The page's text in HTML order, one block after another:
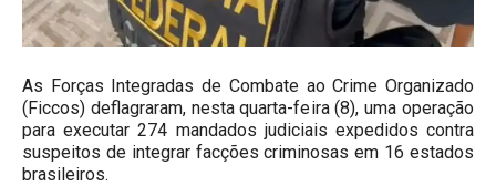
As Forças Integradas de Combate ao Crime Organizado
(Ficcos) deflagraram, nesta quarta-feira (8), uma operação
para executar 274 mandados judiciais expedidos contra
suspeitos de integrar facções criminosas em 16 estados
brasileiros.